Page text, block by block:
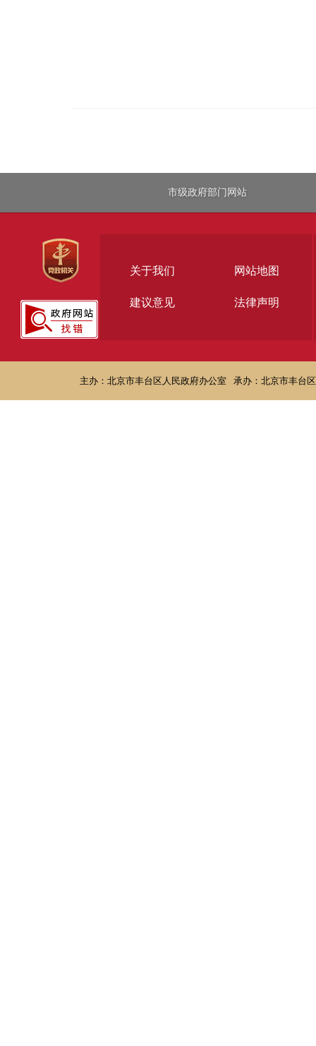
市级政府部门网站
关于我们 网站地图
建议意见 法律声明
主办：北京市丰台区人民政府办公室 承办：北京市丰台